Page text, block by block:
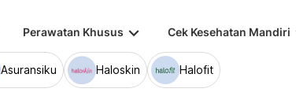
Perawatan Khusus keyboard_arrow_down Cek Kesehatan Mandiri
Asuransiku Haloskin Halofit